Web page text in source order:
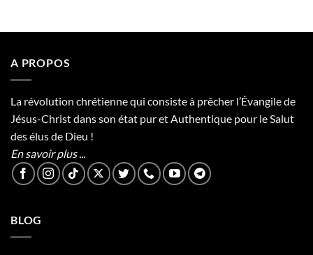
A PROPOS
La révolution chrétienne qui consiste à prêcher l’Évangile de
Jésus-Christ dans son état pur et Authentique pour le Salut
des élus de Dieu !
En savoir plus ...
BLOG